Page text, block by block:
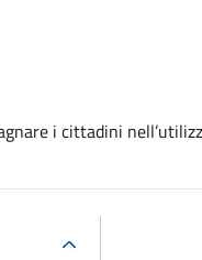
i cittadini